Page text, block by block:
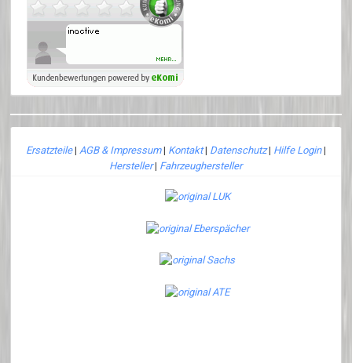
Ersatzteile| AGB & Impressum| Kontakt| Datenschutz| Hilfe Login|
Hersteller| Fahrzeughersteller